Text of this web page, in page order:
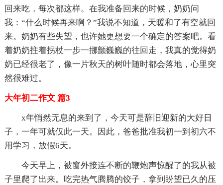
回来吃，每次都这样。在我准备回来的时候，奶奶问
我：“什么时候再来啊？”我说不知道，天暖和了有空就回
来。奶奶有些失望，也许她更想要一个确定的答案吧。看
着奶奶拄着拐杖一步一挪颤巍巍的往回走，我真的觉得奶
奶已经很老了，像一片秋天的树叶随时都会落地，心里突
然很难过。
大年初二作文 篇3
x年悄然无息的来到了，今天可是辞旧迎新的大好日
子，一年可就仅此一天。因此，爸爸批准我初一到初六不
用学习，放假6天。
今天早上，被窗外接连不断的鞭炮声惊醒了的我从被
子里爬了出来。吃完热气腾腾的饺子，拿到盼望已久的压